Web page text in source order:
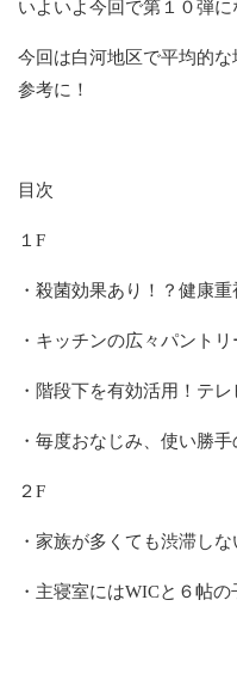
いよいよ今回で第１０弾に
今回は白河地区で平均的
参考に！
目次
１F
・殺菌効果あり！？健康
・キッチンの広々パントリ
・階段下を有効活用！テ
・毎度おなじみ、使い勝
２F
・家族が多くても渋滞し
・主寝室にはWICと６帖の